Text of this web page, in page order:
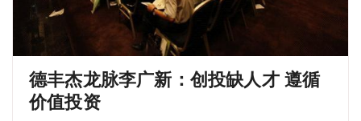
德丰杰龙脉李广新：创投缺人才 遵循
价值投资